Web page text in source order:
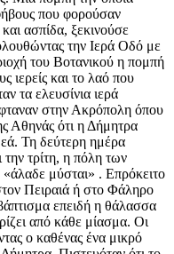
που φορούσαν
ασπίδα, ξεκινούσε
την Ιερά Οδό με
του Βοτανικού η πομπή
ιερείς και το λαό που
τα ελευσίνια ιερά
στην Ακρόπολη όπου
Αθηνάς ότι η Δήμητρα
Τη δεύτερη ημέρα
την τρίτη, η πόλη των
μύσται» . Επρόκειτο
Πειραιά ή στο Φάληρο
επειδή η θάλασσα
από κάθε μίασμα. Οι
ο καθένας ένα μικρό